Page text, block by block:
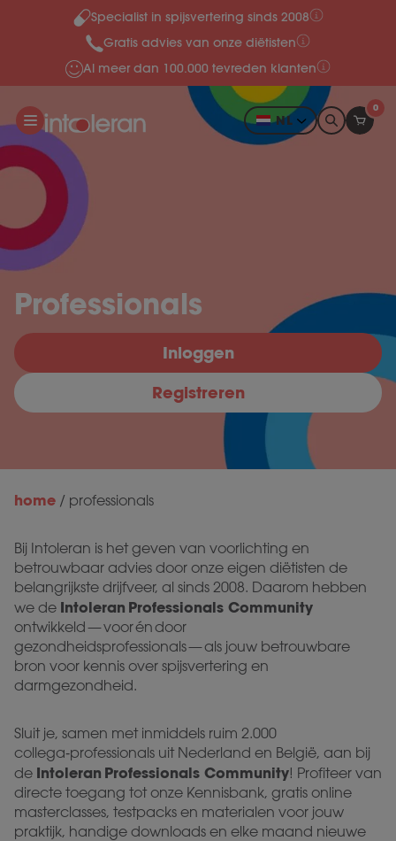
Meteen naar de content
Specialist in spijsvertering sinds 2008
Gratis advies van onze diëtisten
Al meer dan 100.000 tevreden klanten
NL
0
Professionals
Inloggen
Registreren
home / professionals
Bij Intoleran is het geven van voorlichting en
betrouwbaar advies door onze eigen diëtisten de
belangrijkste drijfveer, al sinds 2008. Daarom hebben
we de Intoleran Professionals Community
ontwikkeld — voor én door
gezondheidsprofessionals — als jouw betrouwbare
bron voor kennis over spijsvertering en
darmgezondheid.
Sluit je, samen met inmiddels ruim 2.000
collega‑professionals uit Nederland en België, aan bij
de Intoleran Professionals Community! Profiteer van
directe toegang tot onze Kennisbank, gratis online
masterclasses, testpacks en materialen voor jouw
praktijk, handige downloads en elke maand nieuwe